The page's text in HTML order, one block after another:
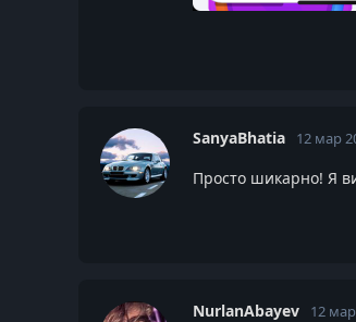
SanyaBhatia 12 мар
Просто шикарно! Я
NurlanAbayev 12